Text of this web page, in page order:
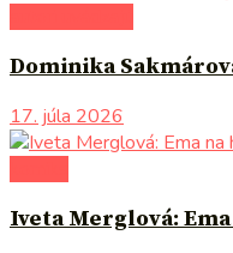
Dominika
17. júla 2026
Iveta Merglová: